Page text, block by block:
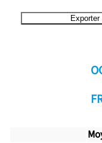
End of